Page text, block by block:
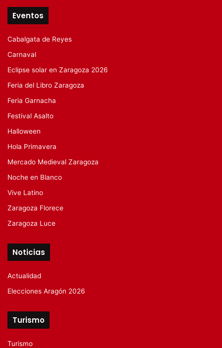
Eventos
Cabalgata de Reyes
Carnaval
Eclipse solar en Zaragoza 2026
Feria del Libro Zaragoza
Feria Garnacha
Festival Asalto
Halloween
Hola Primavera
Mercado Medieval Zaragoza
Noche en Blanco
Vive Latino
Zaragoza Florece
Zaragoza Luce
Noticias
Actualidad
Elecciones Aragón 2026
Turismo
Turismo